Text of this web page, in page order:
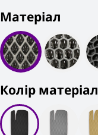
Матеріал
Колiр